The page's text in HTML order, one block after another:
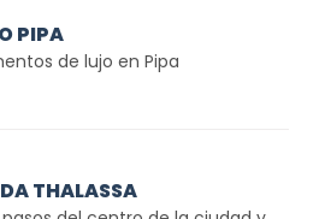
PIPA
de lujo en Pipa
THALASSA